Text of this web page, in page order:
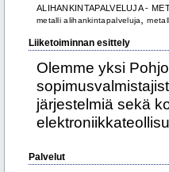
ALIHANKINTAPALVELUJA -
metalli alihankintapalveluja ,
Liiketoiminnan esittely
Olemme yksi
järjestelmiä sekä
Palvelut